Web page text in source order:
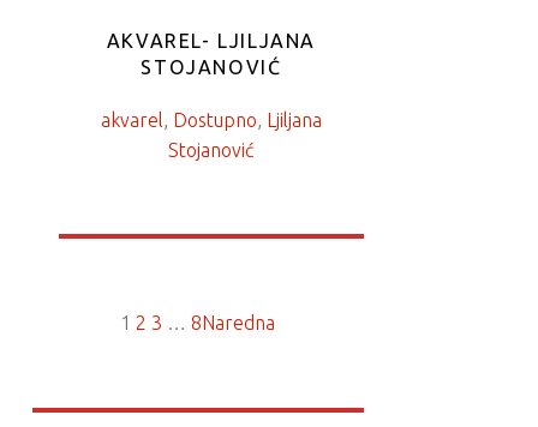
AKVAREL- LJILJANA
STOJANOVIĆ
akvarel Dostupno Ljiljana
Stojanović
1 2 3 … 8 Naredna